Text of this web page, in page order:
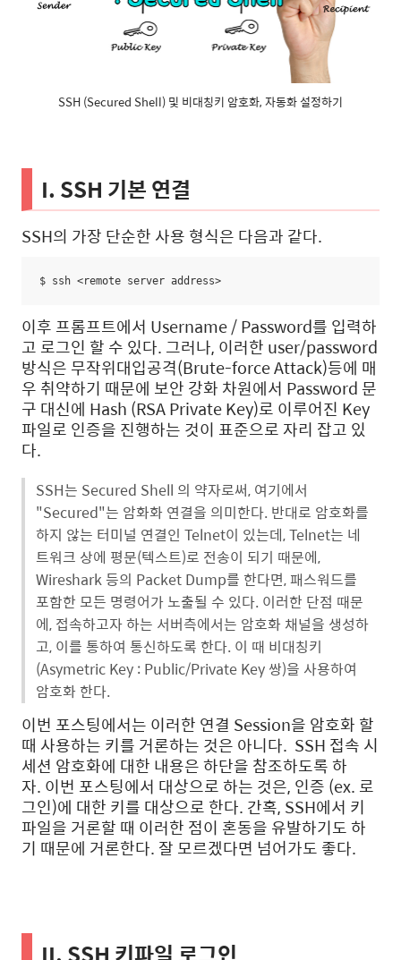
SSH (Secured Shell) 및 비대칭키 암호화, 자동화 설정하기
I. SSH 기본 연결
SSH의 가장 단순한 사용 형식은 다음과 같다.
$ ssh <remote server address>
이후 프롬프트에서 Username / Password를 입력하
고 로그인 할 수 있다. 그러나, 이러한 user/password
방식은 무작위대입공격(Brute-force Attack)등에 매
우 취약하기 때문에 보안 강화 차원에서 Password 문
구 대신에 Hash (RSA Private Key)로 이루어진 Key
파일로 인증을 진행하는 것이 표준으로 자리 잡고 있
다.
SSH는 Secured Shell 의 약자로써, 여기에서
"Secured"는 암화화 연결을 의미한다. 반대로 암호화를
하지 않는 터미널 연결인 Telnet이 있는데, Telnet는 네
트워크 상에 평문(텍스트)로 전송이 되기 때문에,
Wireshark 등의 Packet Dump를 한다면, 패스워드를
포함한 모든 명령어가 노출될 수 있다. 이러한 단점 때문
에, 접속하고자 하는 서버측에서는 암호화 채널을 생성하
고, 이를 통하여 통신하도록 한다. 이 때 비대칭키
(Asymetric Key : Public/Private Key 쌍)을 사용하여
암호화 한다.
이번 포스팅에서는 이러한 연결 Session을 암호화 할
때 사용하는 키를 거론하는 것은 아니다. SSH 접속 시
세션 암호화에 대한 내용은 하단을 참조하도록 하
자. 이번 포스팅에서 대상으로 하는 것은, 인증 (ex. 로
그인)에 대한 키를 대상으로 한다. 간혹, SSH에서 키
파일을 거론할 때 이러한 점이 혼동을 유발하기도 하
기 때문에 거론한다. 잘 모르겠다면 넘어가도 좋다.